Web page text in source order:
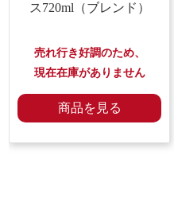
ス720ml （ブレンド）
売れ行き好調のため、
現在在庫がありません
商品を見る